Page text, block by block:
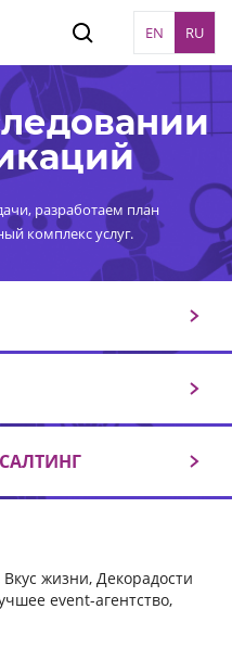
EN RU
разработаем план
комплекс услуг.
жизни, Декорадости
event-агентство,